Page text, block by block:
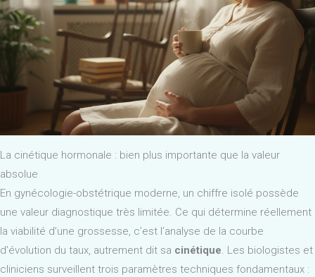
La cinétique hormonale : bien plus importante que la valeur
absolue
En gynécologie-obstétrique moderne, un chiffre isolé possède
une valeur diagnostique très limitée. Ce qui détermine réellement
la viabilité d’une grossesse, c’est l’analyse de la courbe
d’évolution du taux, autrement dit sa cinétique. Les biologistes et
cliniciens surveillent trois paramètres techniques fondamentaux :